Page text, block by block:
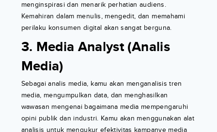
menginspirasi dan menarik perhatian audiens.
Kemahiran dalam menulis, mengedit, dan memahami
perilaku konsumen digital akan sangat berguna.
3. Media Analyst (Analis
Media)
Sebagai analis media, kamu akan menganalisis tren
media, mengumpulkan data, dan menghasilkan
wawasan mengenai bagaimana media mempengaruhi
opini publik dan industri. Kamu akan menggunakan alat
analisis untuk mengukur efektivitas kampanye media